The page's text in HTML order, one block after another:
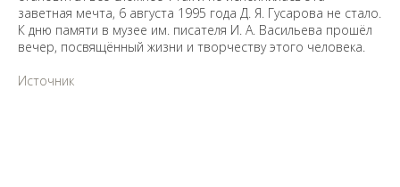
заветная мечта, 6 августа 1995 года Д. Я. Гусарова не стало.
К дню памяти в музее им. писателя И. А. Васильева прошёл
вечер, посвящённый жизни и творчеству этого человека.
Источник